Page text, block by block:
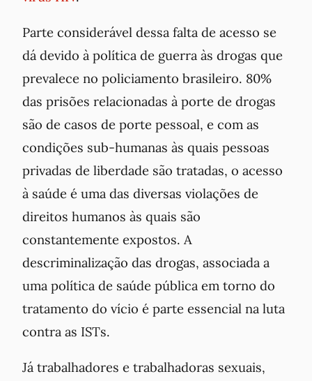
Parte considerável dessa falta de acesso se
dá devido à política de guerra às drogas que
prevalece no policiamento brasileiro. 80%
das prisões relacionadas à porte de drogas
são de casos de porte pessoal, e com as
condições sub-humanas às quais pessoas
privadas de liberdade são tratadas, o acesso
à saúde é uma das diversas violações de
direitos humanos às quais são
constantemente expostos. A
descriminalização das drogas, associada a
uma política de saúde pública em torno do
tratamento do vício é parte essencial na luta
contra as ISTs.
Já trabalhadores e trabalhadoras sexuais,